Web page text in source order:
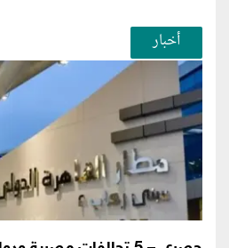
أخبار